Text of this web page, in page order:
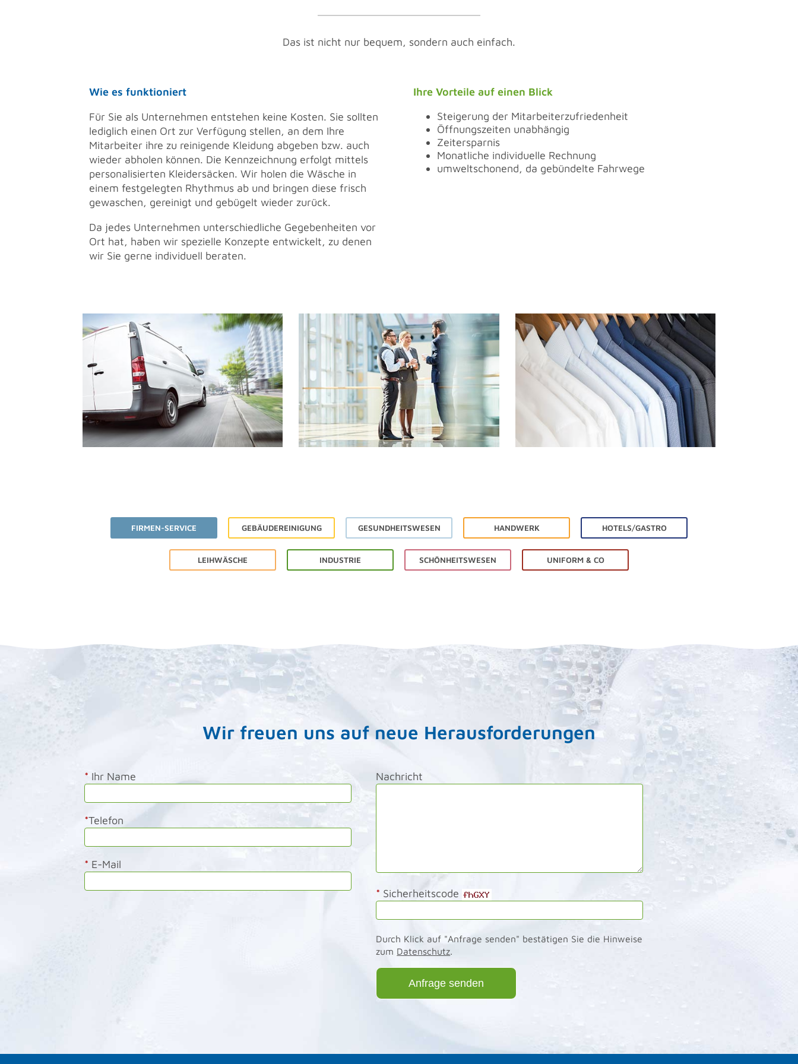
Das ist nicht nur bequem, sondern auch einfach.
Wie es funktioniert
Für Sie als Unternehmen entstehen keine Kosten. Sie sollten
lediglich einen Ort zur Verfügung stellen, an dem Ihre
Mitarbeiter ihre zu reinigende Kleidung abgeben bzw. auch
wieder abholen können. Die Kennzeichnung erfolgt mittels
personalisierten Kleidersäcken. Wir holen die Wäsche in
einem festgelegten Rhythmus ab und bringen diese frisch
gewaschen, gereinigt und gebügelt wieder zurück.
Da jedes Unternehmen unterschiedliche Gegebenheiten vor
Ort hat, haben wir spezielle Konzepte entwickelt, zu denen
wir Sie gerne individuell beraten.
Ihre Vorteile auf einen Blick
Steigerung der Mitarbeiterzufriedenheit
Öffnungszeiten unabhängig
Zeitersparnis
Monatliche individuelle Rechnung
umweltschonend, da gebündelte Fahrwege
FIRMEN-SERVICE GEBÄUDEREINIGUNG GESUNDHEITSWESEN HANDWERK HOTELS/GASTRO
LEIHWÄSCHE INDUSTRIE SCHÖNHEITSWESEN UNIFORM & CO
Wir freuen uns auf neue Herausforderungen
* Ihr Name
*Telefon
* E-Mail
Nachricht
* Sicherheitscode
Durch Klick auf "Anfrage senden" bestätigen Sie die Hinweise
zum Datenschutz.
Anfrage senden